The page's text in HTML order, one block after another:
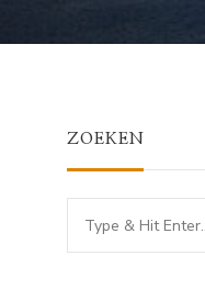
ZOEKEN
Looking
for